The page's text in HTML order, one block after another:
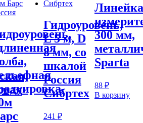
Гидроуровень,
L 5 м, D
8 мм, со
шкалой
Россия
Сибртех
241 ₽
Линейка
300 мм,
Sparta
88 ₽
В корзину